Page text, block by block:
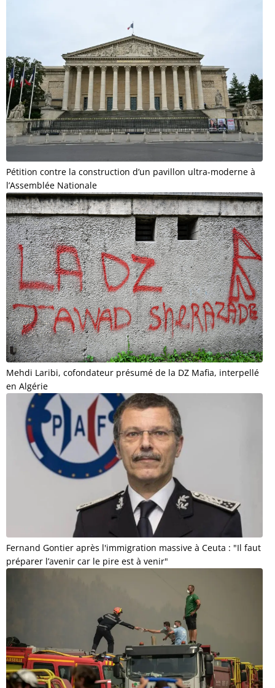
Pétition contre la construction d’un pavillon ultra-moderne à
l’Assemblée Nationale
Mehdi Laribi, cofondateur présumé de la DZ Mafia, interpellé
en Algérie
Fernand Gontier après l'immigration massive à Ceuta : "Il faut
préparer l’avenir car le pire est à venir"